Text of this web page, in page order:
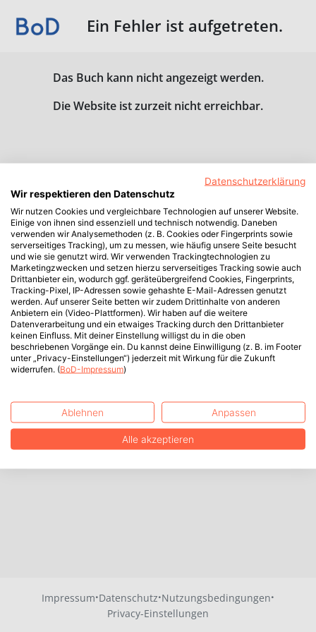
Ein Fehler ist aufgetreten.
Das Buch kann nicht angezeigt werden.
Die Website ist zurzeit nicht erreichbar.
Impressum·Datenschutz·Nutzungsbedingungen·
Privacy-Einstellungen
Datenschutzerklärung
Wir respektieren den Datenschutz
Wir nutzen Cookies und vergleichbare Technologien auf unserer Website.
Einige von ihnen sind essenziell und technisch notwendig. Daneben
verwenden wir Analysemethoden (z. B. Cookies oder Fingerprints sowie
serverseitiges Tracking), um zu messen, wie häufig unsere Seite besucht
und wie sie genutzt wird. Wir verwenden Trackingtechnologien zu
Marketingzwecken und setzen hierzu serverseitiges Tracking sowie auch
Drittanbieter ein, wodurch ggf. geräteübergreifend Cookies, Fingerprints,
Tracking-Pixel, IP-Adressen sowie gehashte E-Mail-Adressen genutzt
werden. Auf unserer Seite betten wir zudem Drittinhalte von anderen
Anbietern ein (Video-Plattformen). Wir haben auf die weitere
Datenverarbeitung und ein etwaiges Tracking durch den Drittanbieter
keinen Einfluss. Mit deiner Einstellung willigst du in die oben
beschriebenen Vorgänge ein. Du kannst deine Einwilligung (z. B. im Footer
unter „Privacy-Einstellungen“) jederzeit mit Wirkung für die Zukunft
widerrufen. (BoD-Impressum)
Ablehnen Anpassen
Alle akzeptieren